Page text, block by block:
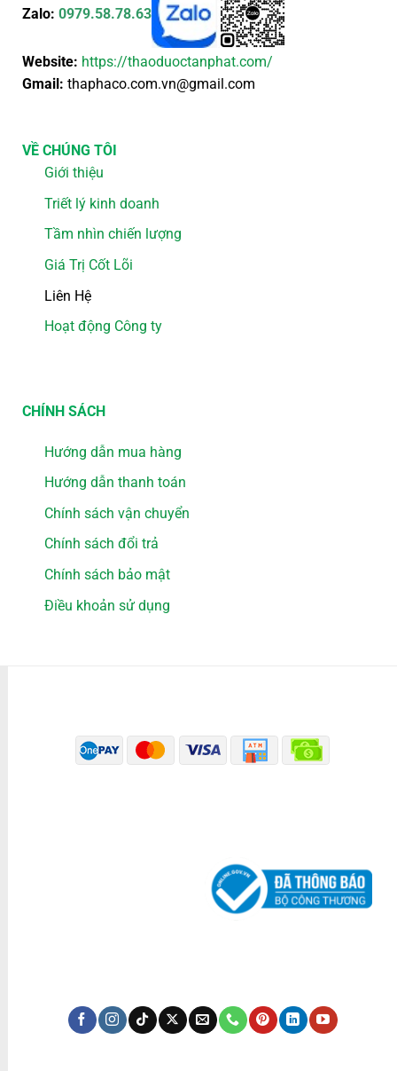
Zalo: 0979.58.78.63
Website: https://thaoduoctanphat.com/
Gmail: thaphaco.com.vn@gmail.com
VỀ CHÚNG TÔI
Giới thiệu
Triết lý kinh doanh
Tầm nhìn chiến lượng
Giá Trị Cốt Lõi
Liên Hệ
Hoạt động Công ty
CHÍNH SÁCH
Hướng dẫn mua hàng
Hướng dẫn thanh toán
Chính sách vận chuyển
Chính sách đổi trả
Chính sách bảo mật
Điều khoản sử dụng